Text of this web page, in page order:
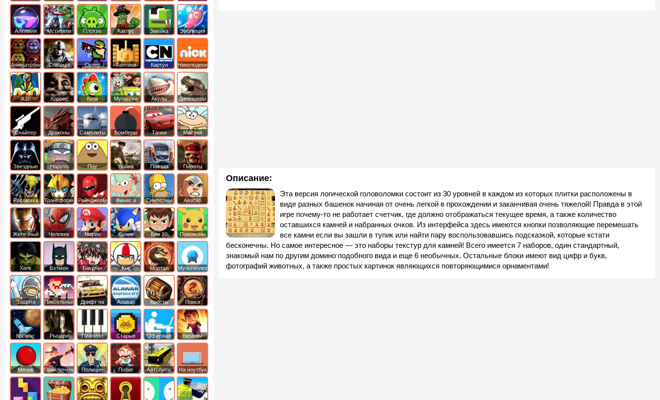
Описание:
Эта версия логической головоломки состоит из 30 уровней в каждом из которых плитки расположены в
виде разных башенок начиная от очень легкой в прохождении и заканчивая очень тяжелой! Правда в этой
игре почему-то не работает счетчик, где должно отображаться текущее время, а также количество
оставшихся камней и набранных очков. Из интерфейса здесь имеются кнопки позволяющие перемешать
все камни если вы зашли в тупик или найти пару воспользовавшись подсказкой, которые кстати
бесконечны. Но самое интересное — это наборы текстур для камней! Всего имеется 7 наборов, один стандартный,
знакомый нам по другим домино подобного вида и еще 6 необычных. Остальные блоки имеют вид цифр и букв,
фотографий животных, а также простых картинок являющихся повторяющимися орнаментами!
ест
машину
оружие
рыбку
машин
Алхимия Мстители
Плохие
свинки
Кактус
маккой
Змейка Эволюция
Аниматроники Спецназ
Супер
бойцы
Танчики
Картун
нетворк
Никелодеон
А10 Хоррор Кизи Мультики Акулы Динозавры
Снайпер Драконы Самолеты Бомберы Тачки Масяня
Звездные
войны
Наруто Поу Война Поезда
Пираты
Карибского
Моря
Росомаха ТрансформерыРейнджеры
Самураи
Финис и
Ферб
Симпсоны
Аватар
легенда об
Аанге
Железный
человек
Человек
Паук
Марио Соник Бен 10 Покемоны
Халк Бэтмен Бакуган
Кик
Бутовский
Мортал
комбат
Мультиплеер
Защита
королевства
Пиксельные
Дрифт на
машинах
Алавар Квесты
Поиск
предметов
Космос Рыцари Пианино Старые Офисные Бегалки
Мячик Приключения Полиция Побег Автобусы На ноутбук